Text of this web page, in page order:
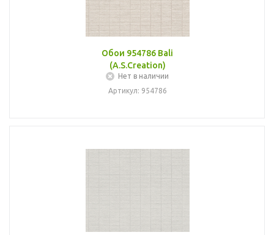
Обои 954786 Bali
(A.S.Creation)
Нет в наличии
Артикул: 954786